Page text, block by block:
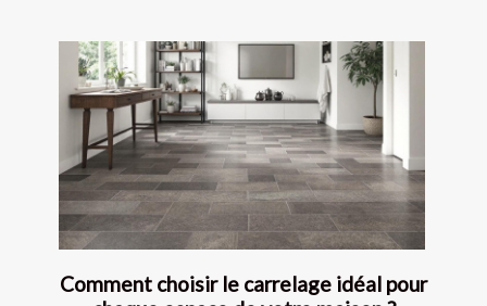
Comment choisir le carrelage idéal pour